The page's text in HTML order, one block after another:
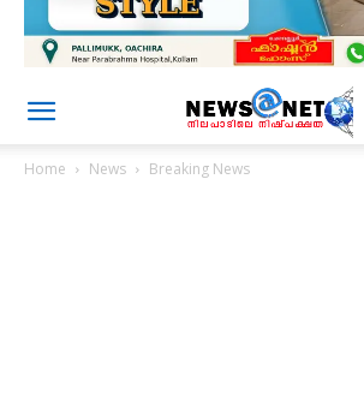
Home News Breaking News